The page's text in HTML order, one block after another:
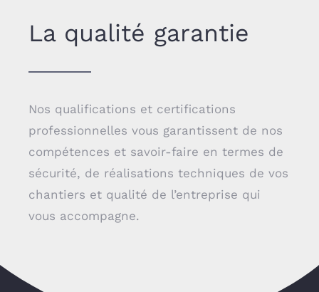
La qualité garantie
Nos qualifications et certifications
professionnelles vous garantissent de nos
compétences et savoir-faire en termes de
sécurité, de réalisations techniques de vos
chantiers et qualité de l’entreprise qui
vous accompagne.